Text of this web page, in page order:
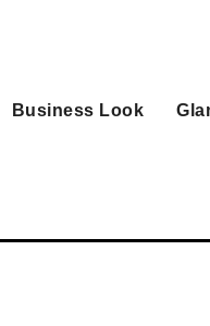
Business Look